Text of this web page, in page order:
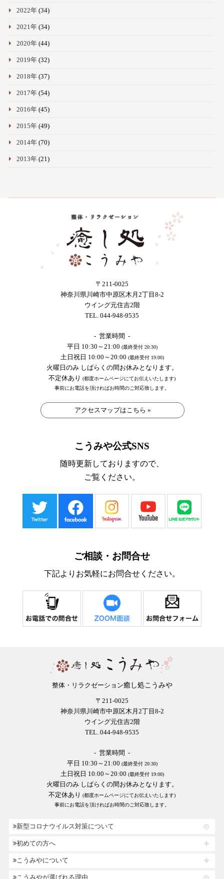
2022年(34)
2021年(34)
2020年(44)
2019年(32)
2018年(37)
2017年(54)
2016年(45)
2015年(49)
2014年(70)
2013年(21)
〒211-0025
神奈川県川崎市中原区木月2丁目8-2
ウイング元住吉2階
TEL. 044-948-9535
- 営業時間 -
平日 10:30～21:00 (最終受付 20:30)
土日祝日 10:00～20:00 (最終受付 19:00)
火曜日のみ しばらくの間お休みとなります。
不定休あり (都度ホームページにてお伝えいたします)
事前にお電話を頂ければお時間のご対応致します。
アクセスマップはこちら »
こうみや公式SNS
随時更新しておりますので、
ご覧ください。
ご相談・お問合せ
下記よりお気軽にお問合せください。
整体・リラクゼーション癒し処こうみや
〒211-0025
神奈川県川崎市中原区木月2丁目8-2
ウイング元住吉2階
TEL. 044-948-9535
- 営業時間 -
平日 10:30～21:00 (最終受付 20:30)
土日祝日 10:00～20:00 (最終受付 19:00)
火曜日のみ しばらくの間お休みとなります。
不定休あり (都度ホームページにてお伝えいたします)
事前にお電話を頂ければお時間のご対応致します。
新型コロナウイルス対策について
初めての方へ
こうみやについて